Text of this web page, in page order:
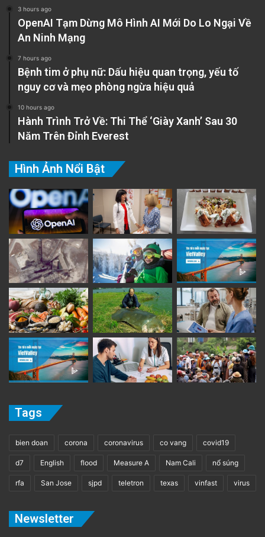
3 hours ago
OpenAI Tạm Dừng Mô Hình AI Mới Do Lo Ngại Về
An Ninh Mạng
7 hours ago
Bệnh tim ở phụ nữ: Dấu hiệu quan trọng, yếu tố
nguy cơ và mẹo phòng ngừa hiệu quả
10 hours ago
Hành Trình Trở Về: Thi Thể ‘Giày Xanh’ Sau 30
Năm Trên Đỉnh Everest
Hình Ảnh Nổi Bật
Tags
bien doan corona coronavirus co vang covid19
d7 English flood Measure A Nam Cali nổ súng
rfa San Jose sjpd teletron texas vinfast virus
Newsletter